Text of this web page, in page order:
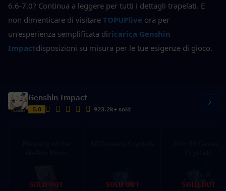
6.6-7.0? Continua a leggere per tutti i dettagli trapelati. E
non dimenticare di visitare TOPUPlive ora per
un'esperienza semplificata diricarica Genshin
Impactdisposizioni su misura per le tue esigenze di gioco.
Genshin Impact
5.0 923.2k+ sold
SOLD OUT SOLD OUT SOLD OUT